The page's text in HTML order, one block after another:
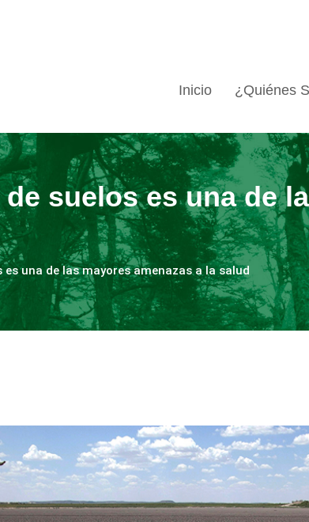
Inicio ¿Quiénes
suelos es una de
una de las mayores amenazas a la salud